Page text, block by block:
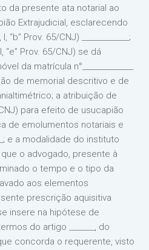
da presente ata notarial ao
Extrajudicial, esclarecendo
Prov. 65/CNJ) _____________;
“e” Prov. 65/CNJ) se dá
da matrícula n°______________
de memorial descritivo e de
a atribuição de
para efeito de usucapião
de emolumentos notariais e
e a modalidade do instituto
que o advogado, presente à
o tempo e o tipo da
aos elementos
prescrição aquisitiva
insere na hipótese de
do artigo _______, do
concorda o requerente, visto